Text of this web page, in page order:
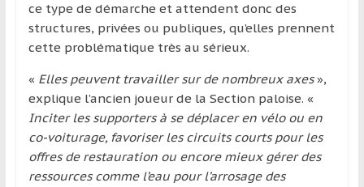
ce type de démarche et attendent donc des
structures, privées ou publiques, qu’elles prennent
cette problématique très au sérieux.
« Elles peuvent travailler sur de nombreux axes»,
explique l’ancien joueur de la Section paloise. «
Inciter les supporters à se déplacer en vélo ou en
co-voiturage, favoriser les circuits courts pour les
offres de restauration ou encore mieux gérer des
ressources comme l’eau pour l’arrosage des